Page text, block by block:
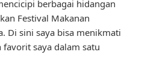
berbagai hidangan
Festival Makanan
Di sini saya bisa menikmati
saya dalam satu